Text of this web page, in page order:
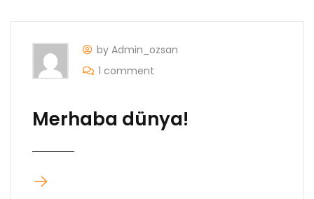
by Admin_ozsan
1 comment
Merhaba dünya!